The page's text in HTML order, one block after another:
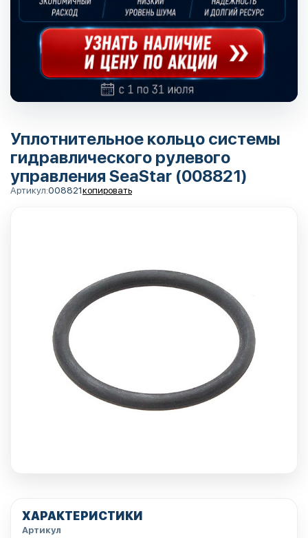
Уплотнительное кольцо системы
гидравлического рулевого
управления SeaStar (008821)
Артикул:008821копировать
ХАРАКТЕРИСТИКИ
Артикул